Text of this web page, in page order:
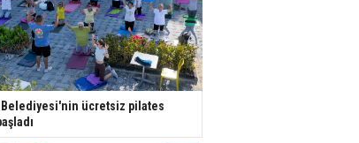
Belediyesi'nin ücretsiz pilates